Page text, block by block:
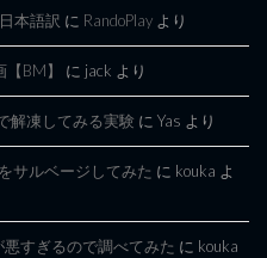
本語訳 に RandoPlay より
BM】 に jack より
解凍してみる実験 に Yas より
サルベージしてみた に kouka よ
すぎるので調べてみた に kouka